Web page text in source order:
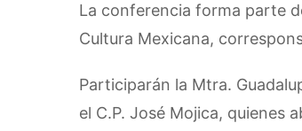
La conferencia forma parte
Cultura Mexicana,
Participarán la Mtra.
el C.P. José Mojica, quienes